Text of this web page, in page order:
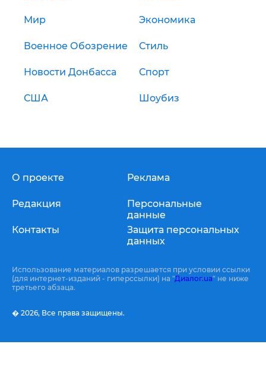
Мир Экономика
Военное Обозрение Стиль
Новости Донбасса Спорт
США Шоубиз
О проекте
Редакция
Контакты
Реклама
Персональные
данные
Защита персональных
данных
Использование материалов разрешается при условии ссылки
(для интернет-изданий - гиперссылки) на "Диалог.ua" не ниже
третьего абзаца.
� 2026, Все права защищены.